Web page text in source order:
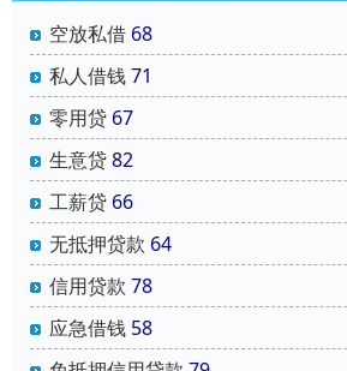
空放私借 68
私人借钱71
零用贷 67
生意贷82
工薪贷 66
无抵押贷款 64
信用贷款 78
应急借钱 58